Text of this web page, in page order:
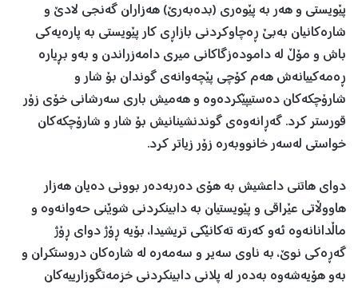
پێويستی و هەر بە پێوەری (بدەبەرێ) هەزاران گەنجی لادێ و
شارەکانيان بەبێ ڕەچاوکردنی بازاڕی کار پێويستی بە پارەيەکی
باش و مۆڵ لە دامودەزگاکانی ميری دامەزراندن و بەو بڕيارە
ڕەمەکيیانەش هەم کۆچی پێچەوانەی گوندان بۆ شار و
شارۆچکەکان دەستیپێکردەوە و هەميش باری سەرشانی خۆی زۆر
قورستر کرد. گەڕانەوەی گوندنشينانيش بۆ شار و شارۆچکەکان
خواستی لەسەر خانووبەرە زۆر زياتر کرد.
دوای هاتنی داعشيش بە هۆی دەربەدەر بوونی دەيان هەزار
هاووڵاتی عێراقی و پێویستیان بە دابینکردنی شوێنی حەوانەوە و
ماڵدانانەوە ئەو کەرتە تەکانێکی تريشيدا، بۆيە ڕۆژ دوای ڕۆژ
گەڕەکی نوێ، بە ناوی سەير و سەمەرە لە شارەکان دروستکران و
بەو هۆیەشەوە بەدەر لە پلانی دابینکردنی خزمەتگوزارییەکان